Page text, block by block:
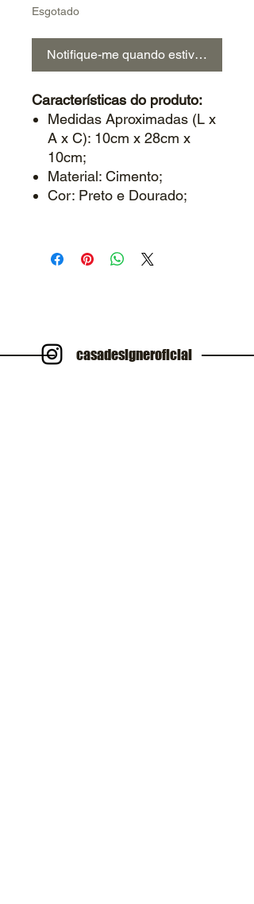
Esgotado
Notifique-me quando estiver
Características do produto:
Medidas Aproximadas (L x
A x C): 10cm x 28cm x
10cm;
Material: Cimento;
Cor: Preto e Dourado;
casadesigneroficial